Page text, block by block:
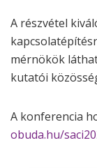
A részvétel
mérnökök
kutatói
A konferencia
obuda.hu/